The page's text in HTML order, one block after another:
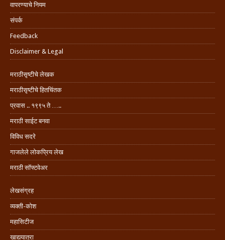
वापरण्याचे नियम
संपर्क
Feedback
Disclaimer & Legal
मराठीसृष्टीचे लेखक
मराठीसृष्टीचे हितचिंतक
प्रवास .. १९९५ ते …..
मराठी साईट बनवा
विविध सदरे
गाजलेले लोकप्रिय लेख
मराठी सॉफ्टवेअर
लेखसंग्रह
व्यक्ती-कोश
महासिटीज
खाद्ययात्रा